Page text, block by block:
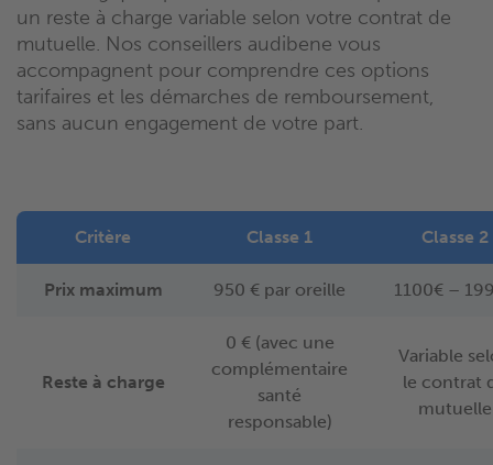
un reste à charge variable selon votre contrat de
mutuelle. Nos conseillers audibene vous
accompagnent pour comprendre ces options
tarifaires et les démarches de remboursement,
sans aucun engagement de votre part.
Critère Classe 1 Classe 2
Prix maximum 950 € par oreille 1100€ –
Reste à charge
0 € (avec une
complémentaire
santé
responsable)
Variable
le contrat
mutuelle